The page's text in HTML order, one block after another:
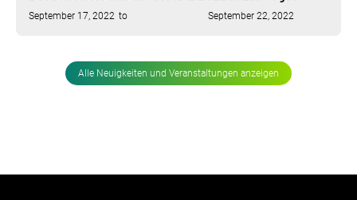
September 17, 2022 to September 22, 2022
Alle Neuigkeiten und Veranstaltungen anzeigen